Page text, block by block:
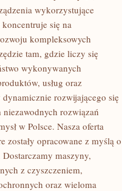
wykorzystujące
się na
kompleksowych
tam, gdzie liczy się
wykonywanych
usług oraz
rozwijającego się
rozwiązań
w Polsce. Nasza oferta
opracowane z myślą o
maszyny,
z czyszczeniem,
oraz wieloma